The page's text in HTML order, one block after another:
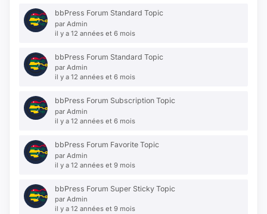
bbPress Forum Standard Topic
par Admin
il y a 12 années et 6 mois
bbPress Forum Standard Topic
par Admin
il y a 12 années et 6 mois
bbPress Forum Subscription Topic
par Admin
il y a 12 années et 6 mois
bbPress Forum Favorite Topic
par Admin
il y a 12 années et 9 mois
bbPress Forum Super Sticky Topic
par Admin
il y a 12 années et 9 mois